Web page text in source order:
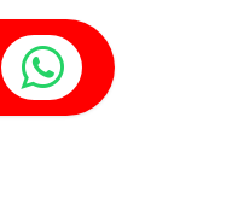
Contáctanos